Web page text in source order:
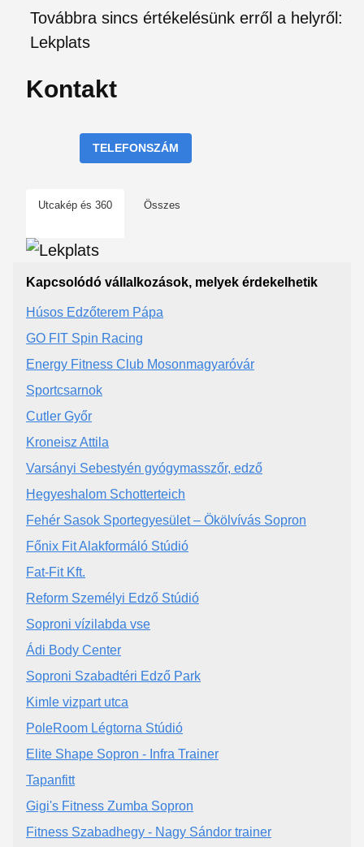
Továbbra sincs értékelésünk erről a helyről:
Lekplats
Kontakt
TELEFONSZÁM
Utcakép és 360 Összes
Kapcsolódó vállalkozások, melyek érdekelhetik
Húsos Edzőterem Pápa
GO FIT Spin Racing
Energy Fitness Club Mosonmagyaróvár
Sportcsarnok
Cutler Győr
Kroneisz Attila
Varsányi Sebestyén gyógymasszőr, edző
Hegyeshalom Schotterteich
Fehér Sasok Sportegyesület – Ökölvívás Sopron
Főnix Fit Alakformáló Stúdió
Fat-Fit Kft.
Reform Személyi Edző Stúdió
Soproni vízilabda vse
Ádi Body Center
Soproni Szabadtéri Edző Park
Kimle vizpart utca
PoleRoom Légtorna Stúdió
Elite Shape Sopron - Infra Trainer
Tapanfitt
Gigi's Fitness Zumba Sopron
Fitness Szabadhegy - Nagy Sándor trainer